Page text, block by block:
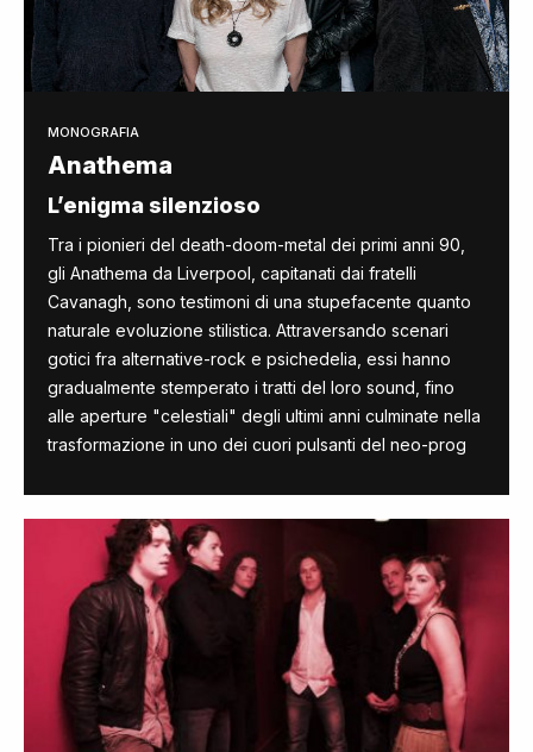
MONOGRAFIA
Anathema
L’enigma silenzioso
Tra i pionieri del death-doom-metal dei primi anni 90,
gli Anathema da Liverpool, capitanati dai fratelli
Cavanagh, sono testimoni di una stupefacente quanto
naturale evoluzione stilistica. Attraversando scenari
gotici fra alternative-rock e psichedelia, essi hanno
gradualmente stemperato i tratti del loro sound, fino
alle aperture "celestiali" degli ultimi anni culminate nella
trasformazione in uno dei cuori pulsanti del neo-prog